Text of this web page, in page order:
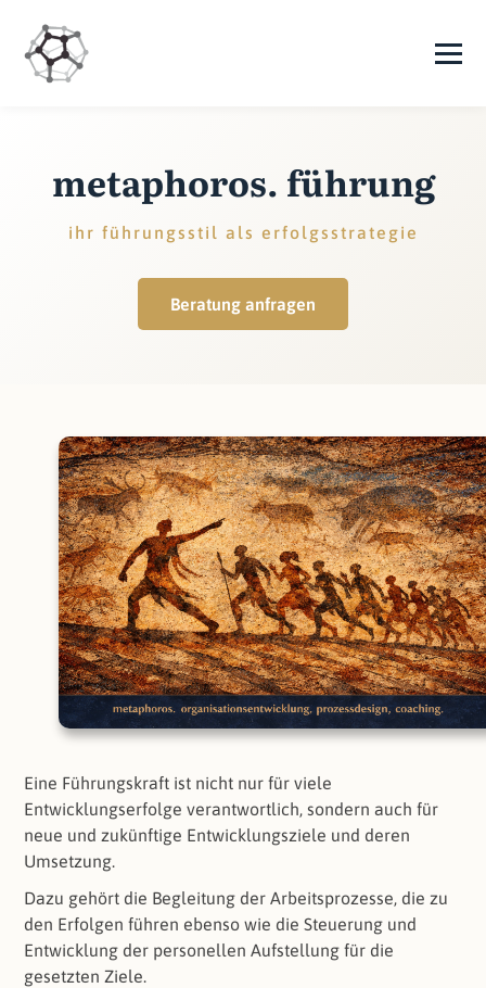
metaphoros. führung
ihr führungsstil als erfolgsstrategie
Beratung anfragen
Eine Führungskraft ist nicht nur für viele
Entwicklungserfolge verantwortlich, sondern auch für
neue und zukünftige Entwicklungsziele und deren
Umsetzung.
Dazu gehört die Begleitung der Arbeitsprozesse, die zu
den Erfolgen führen ebenso wie die Steuerung und
Entwicklung der personellen Aufstellung für die
gesetzten Ziele.